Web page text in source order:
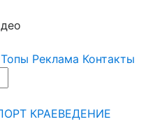
Топы Реклама Контакты
КРАЕВЕДЕНИЕ